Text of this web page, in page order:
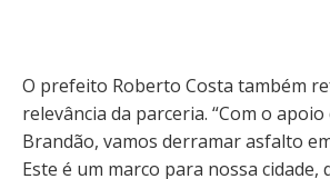
O prefeito Roberto Costa também
relevância da parceria. “Com o
Brandão, vamos derramar asfalto
Este é um marco para nossa cidade,